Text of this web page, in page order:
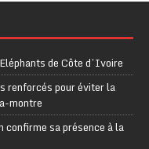
de Côte d’Ivoire
renforcés pour éviter la
montre
sa présence à la